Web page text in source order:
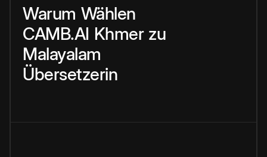
Warum Wählen
CAMB.AI Khmer zu
Malayalam
Übersetzerin